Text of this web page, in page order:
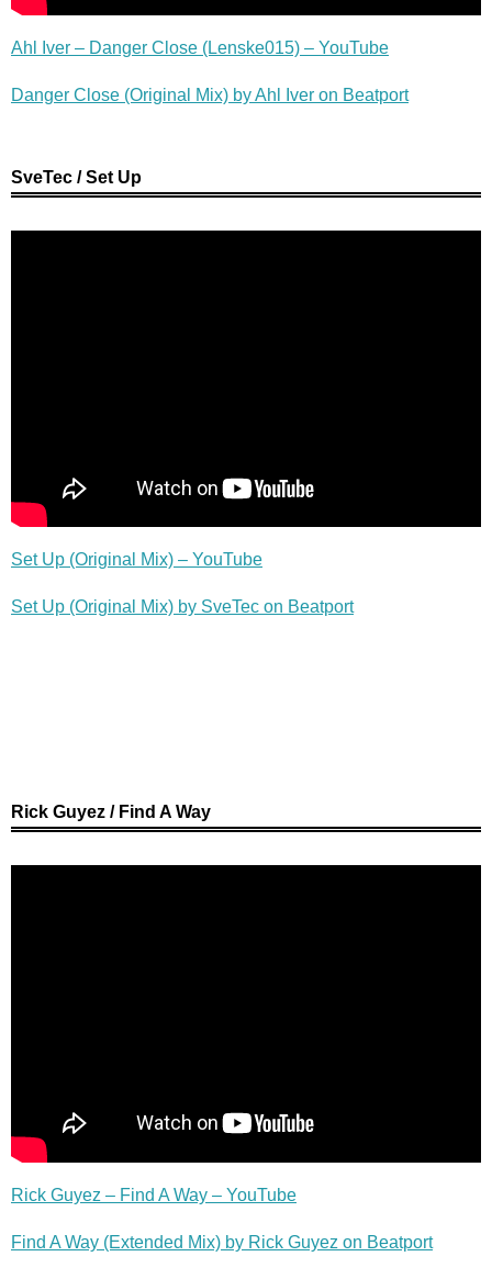
Ahl Iver – Danger Close (Lenske015) – YouTube
Danger Close (Original Mix) by Ahl Iver on Beatport
SveTec / Set Up
Set Up (Original Mix) – YouTube
Set Up (Original Mix) by SveTec on Beatport
Rick Guyez / Find A Way
Rick Guyez – Find A Way – YouTube
Find A Way (Extended Mix) by Rick Guyez on Beatport